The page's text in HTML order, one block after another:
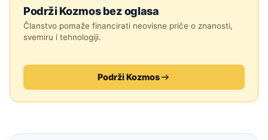
Podrži Kozmos bez oglasa
Članstvo pomaže financirati neovisne priče o znanosti,
svemiru i tehnologiji.
Podrži Kozmos